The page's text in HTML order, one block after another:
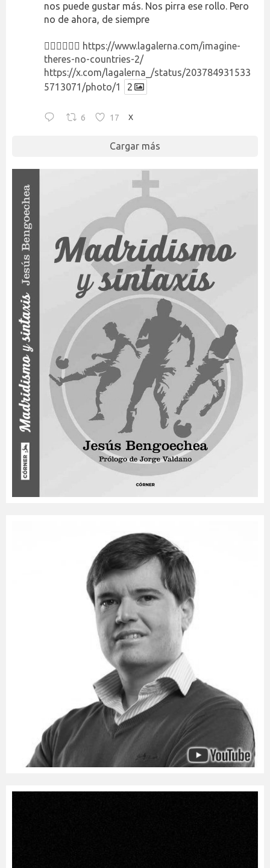
nos puede gustar más. Nos pirra ese rollo. Pero
no de ahora, de siempre
👉🏻👉🏻👉🏻 https://www.lagalerna.com/imagine-
theres-no-countries-2/
https://x.com/lagalerna_/status/203784931533
5713071/photo/1
2
6 17 X
Cargar más